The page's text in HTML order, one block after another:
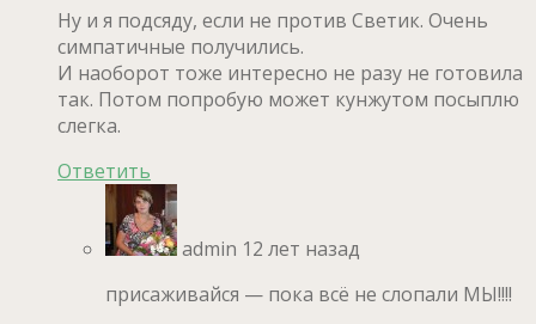
Ну и я подсяду, если не против Светик. Очень
симпатичные получились.
И наоборот тоже интересно не разу не готовила
так. Потом попробую может кунжутом посыплю
слегка.
Ответить
admin 12 лет назад
присаживайся — пока всё не слопали МЫ!!!!